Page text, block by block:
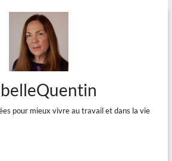
pour mieux vivre au travail et dans la vie